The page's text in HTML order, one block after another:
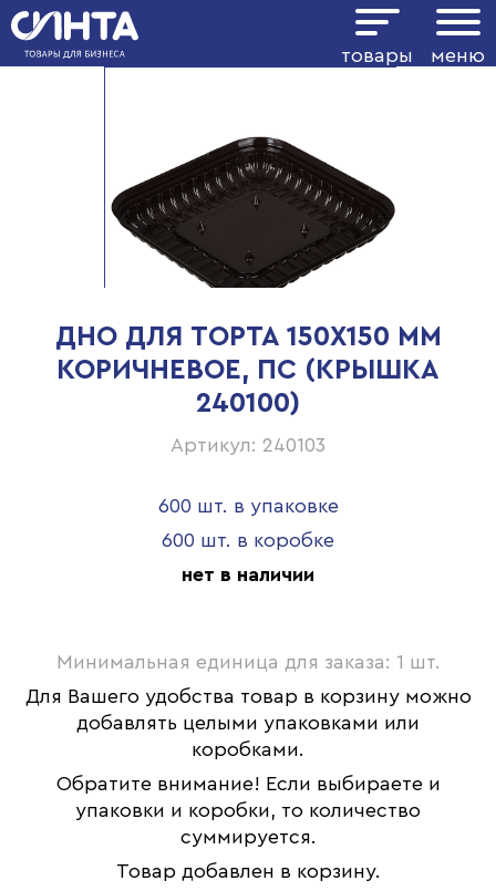
товары меню
ДНО ДЛЯ ТОРТА 150Х150 ММ
КОРИЧНЕВОЕ, ПС (КРЫШКА
240100)
Артикул: 240103
600 шт. в упаковке
600 шт. в коробке
нет в наличии
Минимальная единица для заказа: 1 шт.
Для Вашего удобства товар в корзину можно
добавлять целыми упаковками или
коробками.
Обратите внимание! Если выбираете и
упаковки и коробки, то количество
суммируется.
Товар добавлен в корзину.